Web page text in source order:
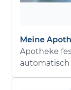
Meine
Apotheke